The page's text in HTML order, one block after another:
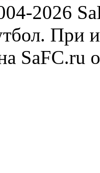
2026
При
SaFC.ru